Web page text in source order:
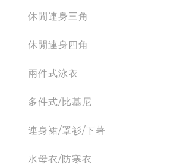
休閒連身三角
休閒連身四角
兩件式泳衣
多件式/比基尼
連身裙/罩衫/下著
水母衣/防寒衣